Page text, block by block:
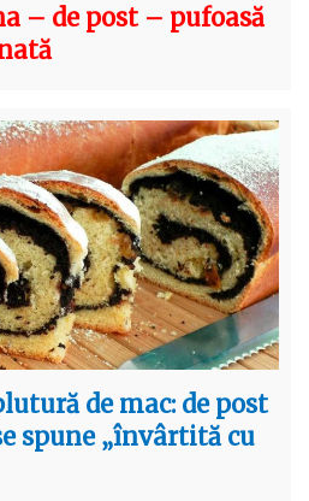
– de post – pufoasă
de mac: de post
spune „învârtită cu